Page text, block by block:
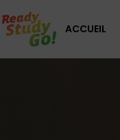
ACCUEIL